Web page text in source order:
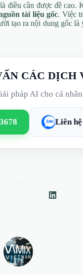
là điều cần được đề cao.
tài liệu gốc. Việc
tạo ra nội dung gốc là
CÁC DỊCH
pháp AI cho cá
Liên